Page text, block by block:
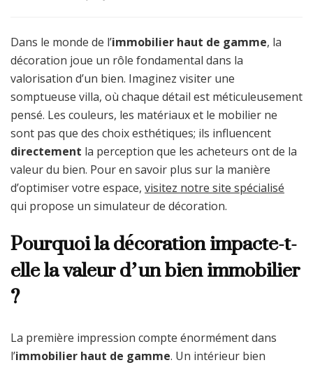
Dans le monde de l’immobilier haut de gamme, la
décoration joue un rôle fondamental dans la
valorisation d’un bien. Imaginez visiter une
somptueuse villa, où chaque détail est méticuleusement
pensé. Les couleurs, les matériaux et le mobilier ne
sont pas que des choix esthétiques; ils influencent
directement la perception que les acheteurs ont de la
valeur du bien. Pour en savoir plus sur la manière
d’optimiser votre espace, visitez notre site spécialisé
qui propose un simulateur de décoration.
Pourquoi la décoration impacte-t-
elle la valeur d’un bien immobilier
?
La première impression compte énormément dans
l’immobilier haut de gamme. Un intérieur bien